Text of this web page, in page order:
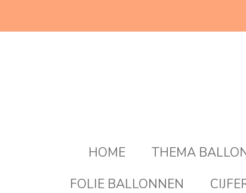
direct
HOME THEMA
FOLIE BALLONNEN